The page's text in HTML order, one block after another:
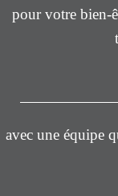
pour votre bien-
avec une équipe